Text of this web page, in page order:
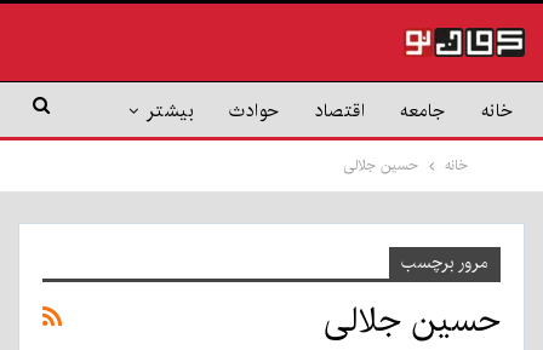
خانه جامعه اقتصاد حوادث بیشتر
خانه حسین جلالی
مرور برچسب
حسین جلالی